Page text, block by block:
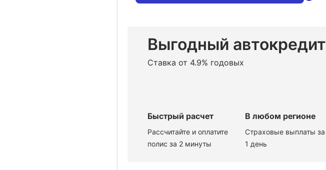
Выгодный автокредит
Ставка от 4.9% годовых
Быстрый расчет
Рассчитайте и оплатите
полис за 2 минуты
В любом регионе
Страховые выплаты за
1 день